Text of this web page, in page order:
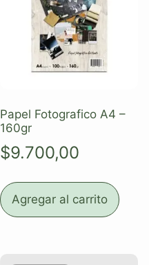
Papel Fotografico A4 –
160gr
$9.700,00
Agregar al carrito